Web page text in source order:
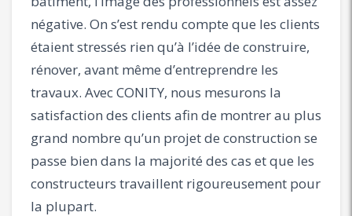
négative. On s’est rendu compte que les clients
étaient stressés rien qu’à l’idée de construire,
rénover, avant même d’entreprendre les
travaux. Avec CONITY, nous mesurons la
satisfaction des clients afin de montrer au plus
grand nombre qu’un projet de construction se
passe bien dans la majorité des cas et que les
constructeurs travaillent rigoureusement pour
la plupart.